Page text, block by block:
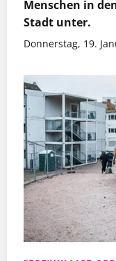
Menschen in
Stadt unter.
Donnerstag, 19.